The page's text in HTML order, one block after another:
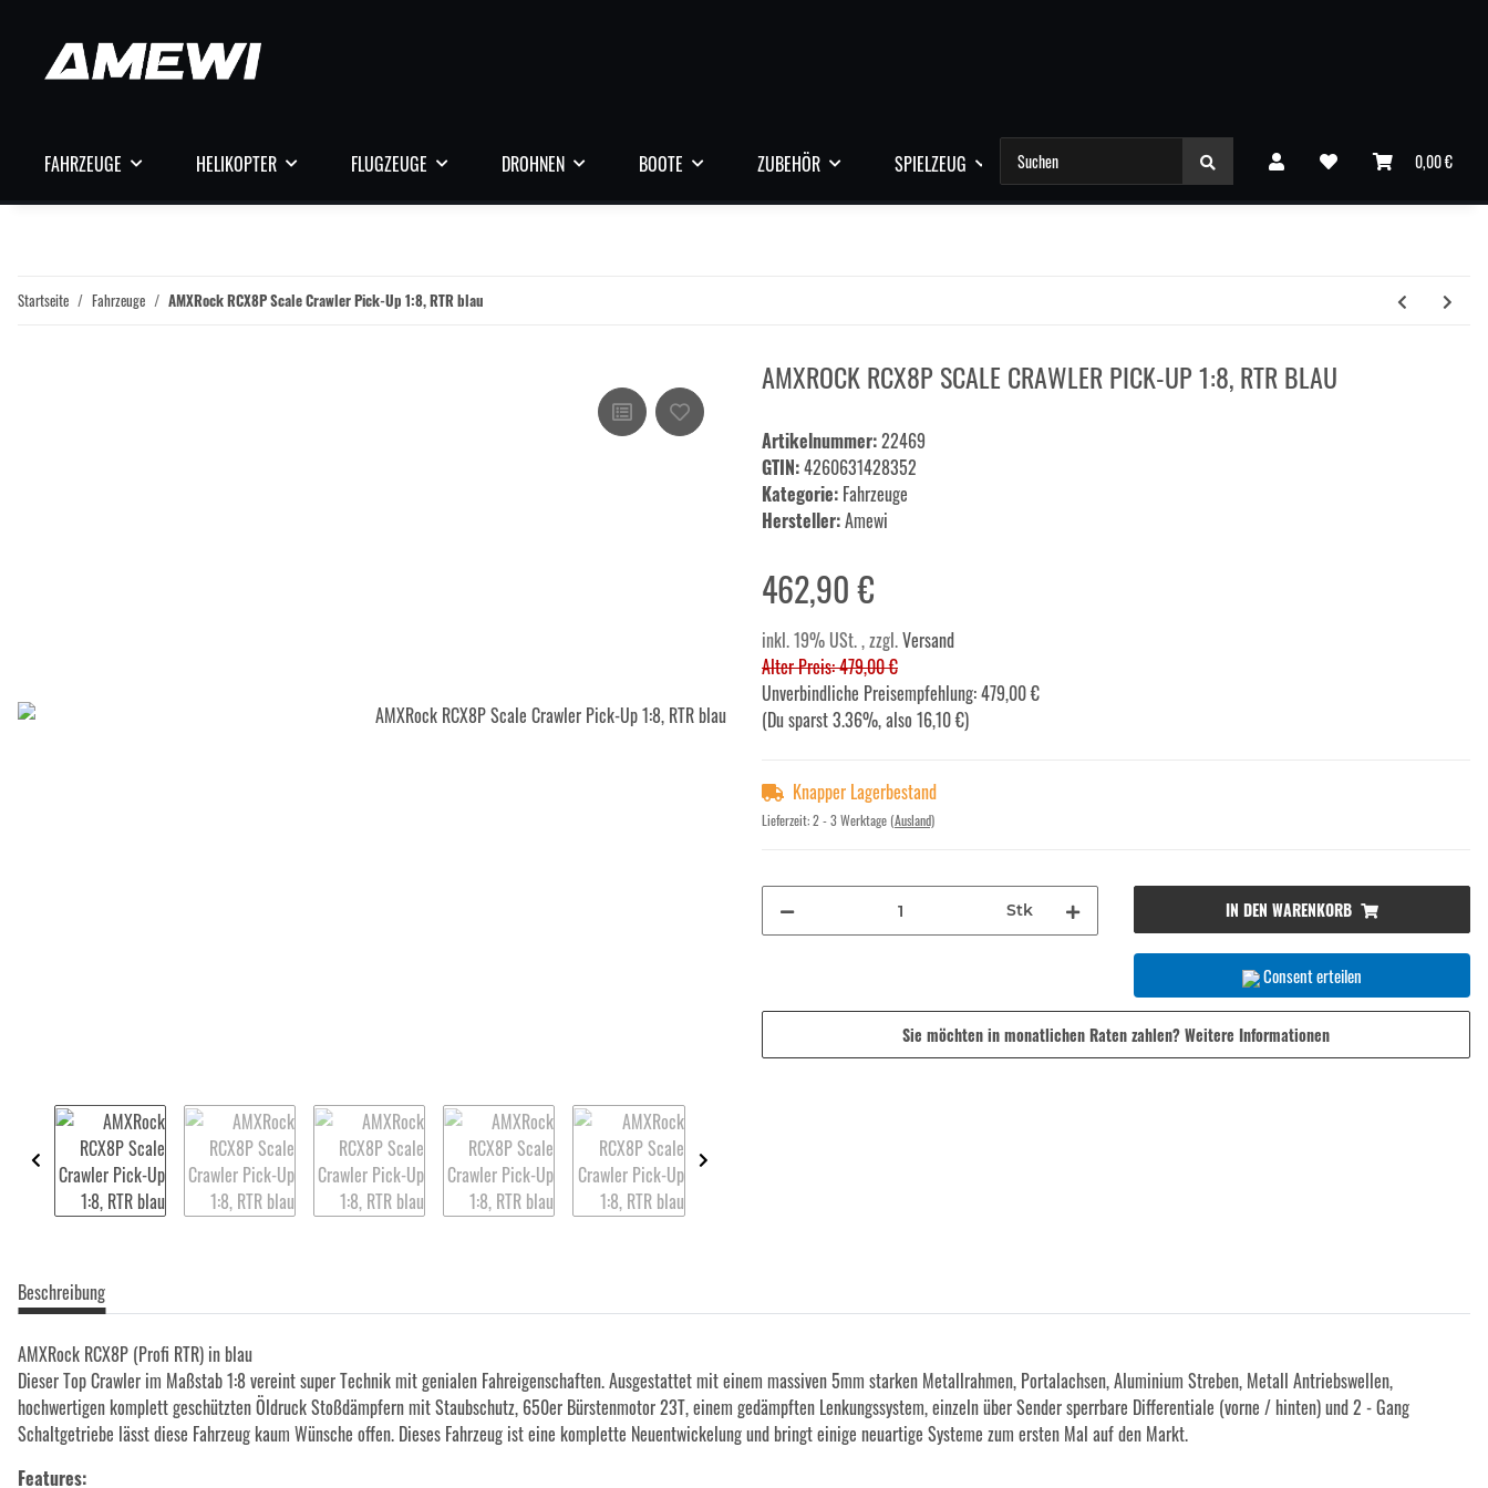
0,00 €
FAHRZEUGE HELIKOPTER FLUGZEUGE DROHNEN BOOTE ZUBEHÖR SPIELZEUG SPECIALS
Startseite Fahrzeuge AMXRock RCX8P Scale Crawler Pick-Up 1:8, RTR blau
AMXROCK RCX8P SCALE CRAWLER PICK-UP 1:8, RTR BLAU
Artikelnummer:22469
GTIN:4260631428352
Kategorie: Fahrzeuge
Hersteller:Amewi
462,90 €
inkl. 19% USt. , zzgl.Versand
Alter Preis: 479,00 €
Unverbindliche Preisempfehlung:479,00 €
(Du sparst3.36%, also 16,10 €)
Knapper Lagerbestand
Lieferzeit:2 - 3 Werktage (Ausland)
Stk IN DEN WARENKORB
Consent erteilen
Sie möchten in monatlichen Raten zahlen?Weitere Informationen
Beschreibung
AMXRock RCX8P (Profi RTR) in blau
Dieser Top Crawler im Maßstab 1:8 vereint super Technik mit genialen Fahreigenschaften. Ausgestattet mit einem massiven 5mm starken Metallrahmen, Portalachsen, Aluminium Streben, Metall Antriebswellen,
hochwertigen komplett geschützten Öldruck Stoßdämpfern mit Staubschutz, 650er Bürstenmotor 23T, einem gedämpften Lenkungssystem, einzeln über Sender sperrbare Differentiale (vorne / hinten) und 2 - Gang
Schaltgetriebe lässt diese Fahrzeug kaum Wünsche offen. Dieses Fahrzeug ist eine komplette Neuentwickelung und bringt einige neuartige Systeme zum ersten Mal auf den Markt.
Features: